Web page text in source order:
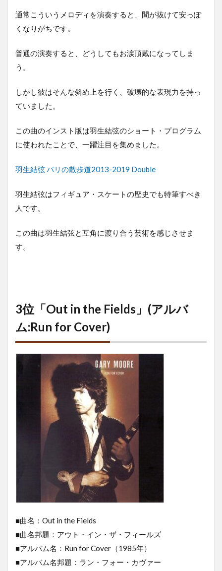
通常こういうメロディを演奏すると、間が抜けて安っぽ
くなりがちです。
普通の演奏すると、どうしてもお涙頂戴になってしま
う。
しかし彼はそんな斜め上を行く、破壊的な表現力を持っ
ていました。
この曲のインスト版は羽生結弦のショート・プログラム
に使われたことで、一躍注目を集めました。
羽生結弦 パリの散歩道2013-2019 Double
羽生結弦はフィギュア・スケートの歴史でも特筆すべき
人です。
この曲は羽生結弦と互角に渡り合う芸術を感じさせま
す。
3位「Out in the Fields」(アルバ
ム:Run for Cover)
■曲名：Out in the Fields
■曲名邦題：アウト・イン・ザ・フィールズ
■アルバム名：Run for Cover（1985年）
■アルバム名邦題：ラン・フォー・カヴァー